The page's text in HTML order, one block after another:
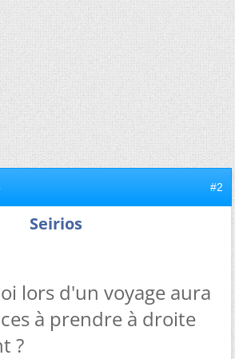
#2
Seirios
lors d'un voyage aura
à prendre à droite
?